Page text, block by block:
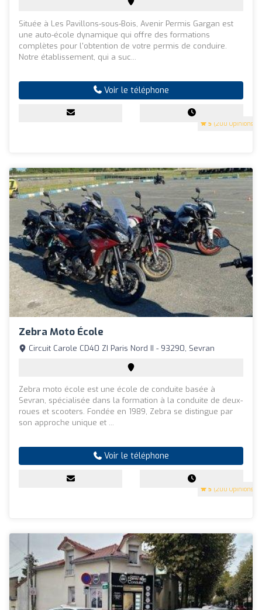
5 (200 Opinions)
Située à Les Pavillons-sous-Bois, Avenir Permis Gargan est
une auto-école dynamique qui offre des formations
complètes pour l'obtention de votre permis de conduire.
Notre établissement, qui a suc...
Voir le téléphone
Zebra Moto École
5 (200 Opinions)
Circuit Carole CD40 ZI Paris Nord II - 93290, Sevran
Zebra moto école est une école de conduite basée à
Sevran, spécialisée dans la formation à la conduite de deux-
roues et scooters. Fondée en 1989, Zebra se distingue par
son approche unique et ...
Voir le téléphone